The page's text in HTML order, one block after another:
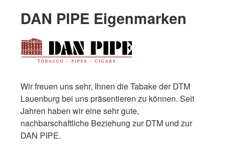
DAN PIPE Eigenmarken
Wir freuen uns sehr, Ihnen die Tabake der DTM
Lauenburg bei uns präsentieren zu können. Seit
Jahren haben wir eine sehr gute,
nachbarschaftliche Beziehung zur DTM und zur
DAN PIPE.